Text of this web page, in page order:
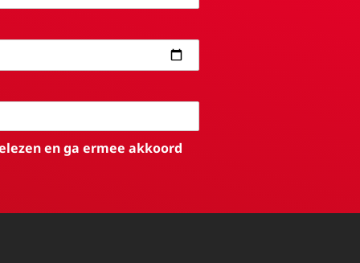
en ga ermee akkoord